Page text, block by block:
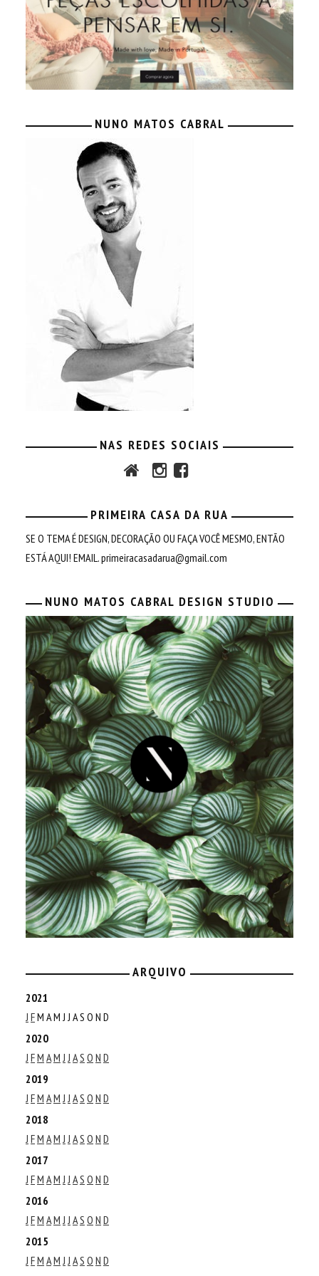
NUNO MATOS CABRAL
NAS REDES SOCIAIS
PRIMEIRA CASA DA RUA
SE O TEMA É DESIGN, DECORAÇÃO OU FAÇA VOCÊ MESMO, ENTÃO
ESTÁ AQUI! EMAIL.primeiracasadarua@gmail.com
NUNO MATOS CABRAL DESIGN STUDIO
ARQUIVO
2021
J FM AM J J AS O N D
2020
J FM AM J J AS O N D
2019
J FM AM J J AS O N D
2018
J FM AM J J AS O N D
2017
J FM AM J J AS O N D
2016
J FM AM J J AS O N D
2015
J FM AM J J AS O N D